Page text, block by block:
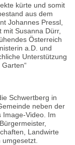
kürte und somit
aus dem
Johannes Pressl,
Susanna Dürr,
Österreich
a.D. und
Unterstützung
Schwertberg in
neben der
Image-Video. Im
Landwirte